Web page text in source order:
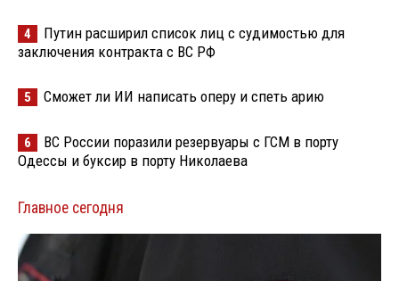
4
Путин расширил список лиц с судимостью для
заключения контракта с ВС РФ
5 Сможет ли ИИ написать оперу и спеть арию
6
ВС России поразили резервуары с ГСМ в порту
Одессы и буксир в порту Николаева
Главное сегодня